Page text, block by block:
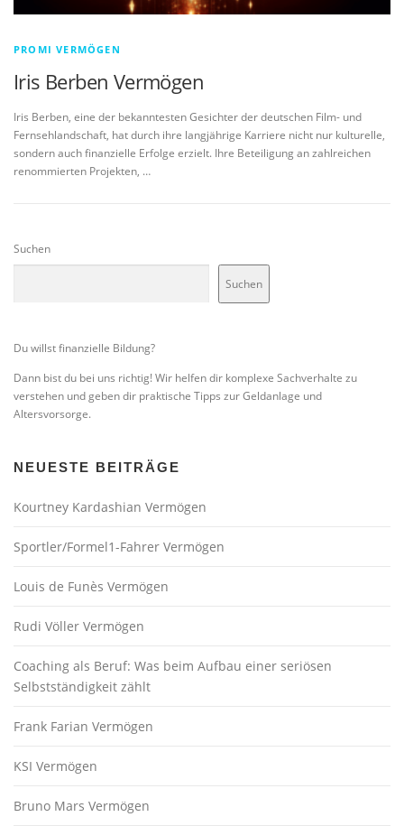
PROMI VERMÖGEN
Iris Berben Vermögen
Iris Berben, eine der bekanntesten Gesichter der deutschen Film- und
Fernsehlandschaft, hat durch ihre langjährige Karriere nicht nur kulturelle,
sondern auch finanzielle Erfolge erzielt. Ihre Beteiligung an zahlreichen
renommierten Projekten, …
Suchen
Suchen
Du willst finanzielle Bildung?
Dann bist du bei uns richtig! Wir helfen dir komplexe Sachverhalte zu
verstehen und geben dir praktische Tipps zur Geldanlage und
Altersvorsorge.
NEUESTE BEITRÄGE
Kourtney Kardashian Vermögen
Sportler/Formel1-Fahrer Vermögen
Louis de Funès Vermögen
Rudi Völler Vermögen
Coaching als Beruf: Was beim Aufbau einer seriösen
Selbstständigkeit zählt
Frank Farian Vermögen
KSI Vermögen
Bruno Mars Vermögen